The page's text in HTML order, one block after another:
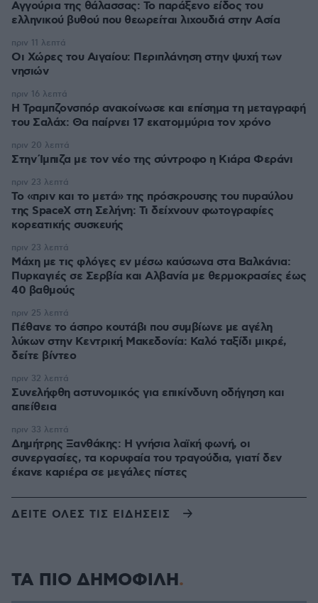
Αγγούρια της θάλασσας: Το παράξενο είδος του
ελληνικού βυθού που θεωρείται λιχουδιά στην Ασία
Οι Xώρες του Αιγαίου: Περιπλάνηση στην ψυχή των
νησιών
πριν 11 λεπτά
Η Τραμπζονσπόρ ανακοίνωσε και επίσημα τη μεταγραφή
του Σαλάχ: Θα παίρνει 17 εκατομμύρια τον χρόνο
πριν 16 λεπτά
Στην Ίμπιζα με τον νέο της σύντροφο η Κιάρα Φεράνι
πριν 20 λεπτά
Το «πριν και το μετά» της πρόσκρουσης του πυραύλου
της SpaceX στη Σελήνη: Τι δείχνουν φωτογραφίες
κορεατικής συσκευής
πριν 23 λεπτά
Μάχη με τις φλόγες εν μέσω καύσωνα στα Βαλκάνια:
Πυρκαγιές σε Σερβία και Αλβανία με θερμοκρασίες έως
40 βαθμούς
πριν 23 λεπτά
Πέθανε το άσπρο κουτάβι που συμβίωνε με αγέλη
λύκων στην Κεντρική Μακεδονία: Καλό ταξίδι μικρέ,
δείτε βίντεο
πριν 25 λεπτά
Συνελήφθη αστυνομικός για επικίνδυνη οδήγηση και
απείθεια
πριν 32 λεπτά
Δημήτρης Ξανθάκης: Η γνήσια λαϊκή φωνή, οι
συνεργασίες, τα κορυφαία του τραγούδια, γιατί δεν
έκανε καριέρα σε μεγάλες πίστες
πριν 33 λεπτά
ΔΕΙΤΕ ΟΛΕΣ ΤΙΣ ΕΙΔΗΣΕΙΣ
ΤΑ ΠΙΟ ΔΗΜΟΦΙΛΗ